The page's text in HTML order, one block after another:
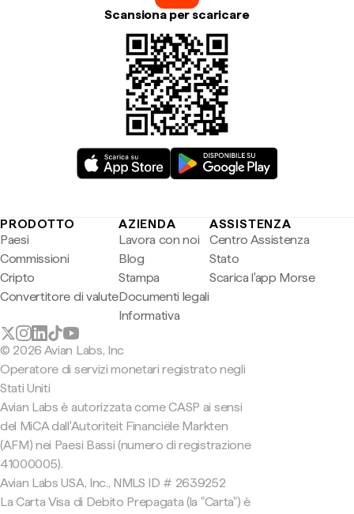
Scansiona per scaricare
PRODOTTO
Paesi
Commissioni
Cripto
Convertitore di valute
AZIENDA
Lavora con noi
Blog
Stampa
Documenti legali
Informativa
ASSISTENZA
Centro Assistenza
Stato
Scarica l'app Morse
© 2026 Avian Labs, Inc
Operatore di servizi monetari registrato negli
Stati Uniti
Avian Labs è autorizzata come CASP ai sensi
del MiCA dall'Autoriteit Financiële Markten
(AFM) nei Paesi Bassi (numero di registrazione
41000005).
Avian Labs USA, Inc., NMLS ID # 2639252
La Carta Visa di Debito Prepagata (la "Carta") è